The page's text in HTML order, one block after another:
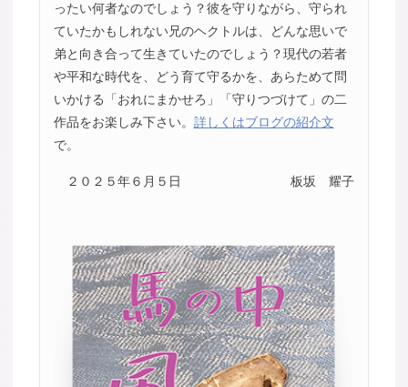
ったい何者なのでしょう？彼を守りながら、守られ
ていたかもしれない兄のヘクトルは、どんな思いで
弟と向き合って生きていたのでしょう？現代の若者
や平和な時代を、どう育て守るかを、あらためて問
いかける「おれにまかせろ」「守りつづけて」の二
作品をお楽しみ下さい。 詳しくはブログの紹介文
で。
２０２５年６月５日 板坂 耀子